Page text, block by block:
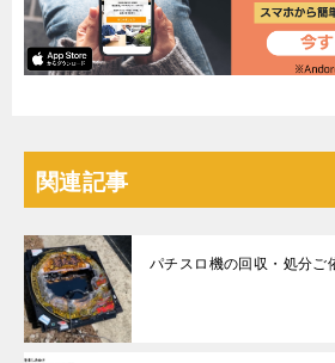
関連記事
パチスロ機の回収・処分